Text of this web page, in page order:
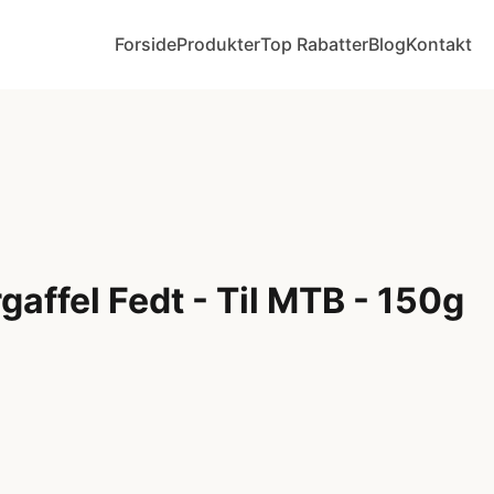
ForsideProdukterTop RabatterBlogKontakt
Fedt - Til MTB - 150g